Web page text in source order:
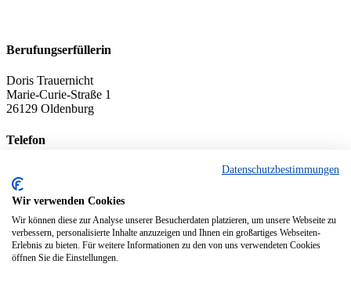
Berufungserfüllerin
Doris Trauernicht
Marie-Curie-Straße 1
26129 Oldenburg
Telefon
Mobil
+49 (0) 152 – 33 90 81 77
E-Mail
Datenschutzbestimmungen
Wir verwenden Cookies
Wir können diese zur Analyse unserer Besucherdaten platzieren, um unsere Webseite zu
verbessern, personalisierte Inhalte anzuzeigen und Ihnen ein großartiges Webseiten-
Erlebnis zu bieten. Für weitere Informationen zu den von uns verwendeten Cookies
öffnen Sie die Einstellungen.